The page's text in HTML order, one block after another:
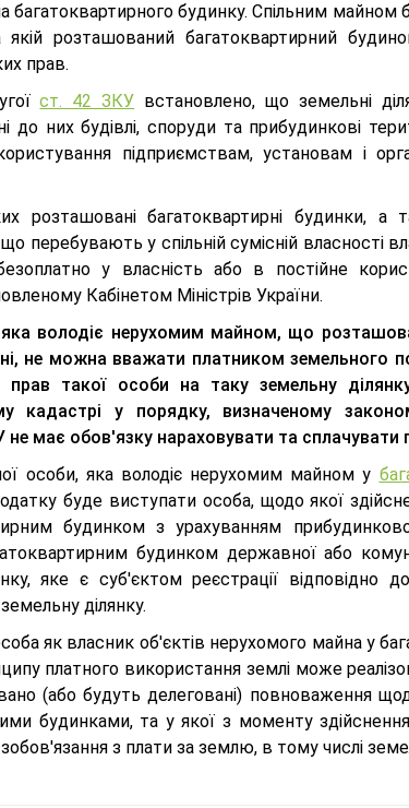
багатоквартирного будинку. Спільним
розташований багатоквартирний
прав.
ст. 42 ЗКУ встановлено, що земельні
них будівлі, споруди та прибудинкові
підприємствам, установам і
розташовані багатоквартирні будинки,
перебувають у спільній сумісній власності
у власність або в постійне
Кабінетом Міністрів України.
володіє нерухомим майном, що
не можна вважати платником земельного
прав такої особи на таку земельну
кадастрі у порядку, визначеному
має обов'язку нараховувати та сплачувати
особи, яка володіє нерухомим майном у
буде виступати особа, щодо якої
будинком з урахуванням
будинком державної або
яке є суб'єктом реєстрації відповідно
ділянку.
як власник об'єктів нерухомого майна у
платного використання землі може
(або будуть делеговані) повноваження
будинками, та у якої з моменту
з плати за землю, в тому числі